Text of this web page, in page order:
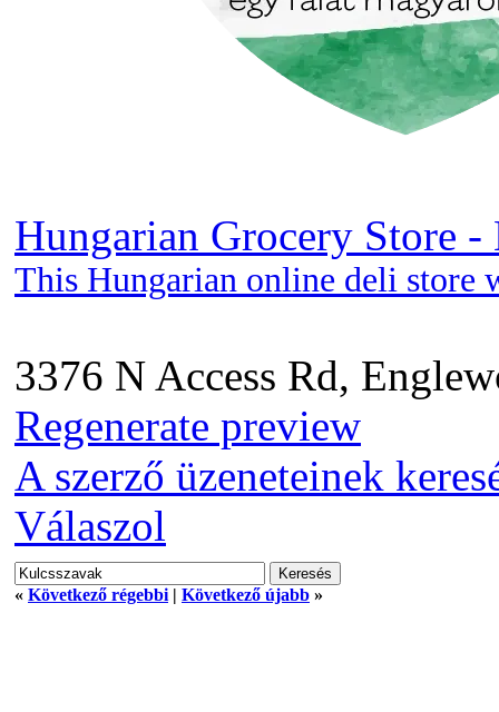
Hungarian Grocery Store
This Hungarian online deli store
3376 N Access Rd,
Regenerate preview
A szerző üzeneteinek
Válaszol
« Következő régebbi | Következő újabb »